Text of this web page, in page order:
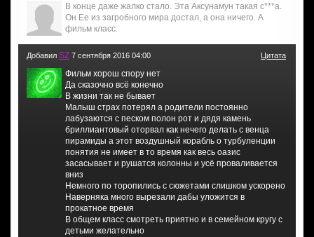
В конце даже жалко стало. Эта Аксунамун такая с***а.
Он Ее из загробного мира достал, а она ничего. А
фильм класс.
Добавил SZ 7 сентября 2016 04:00 Цитата
Фильм хорош спору нет
Да сказочно всё конечно
В жизни так не бывает
Малыш страх потерял а родители постоянно
лабузаются с песком полон рот и дядя камень
бриллиантовый оторвал как нечего делать с венца
пирамиды а этот воздушный корабль о турбуленции
понятия не имеет в то время как весь оазис
засасывает и рушатся колонны и усё проваливается
вниз
Немного по торопились с сюжетами слишком ускорено
Наверняка много вырезали дабы уложится в
прокатное время
В общем класс смотреть приятно и в семейном кругу с
детьми желательно